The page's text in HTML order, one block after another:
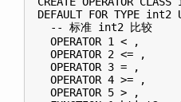
DEFAULT FOR TYPE
  -- 标准 int2 比较
  OPERATOR 1 < ,
  OPERATOR 2 <= ,
  OPERATOR 3 = ,
  OPERATOR 4 >= ,
  OPERATOR 5 > ,